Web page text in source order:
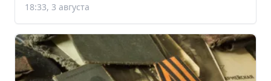
18:33, 3 августа